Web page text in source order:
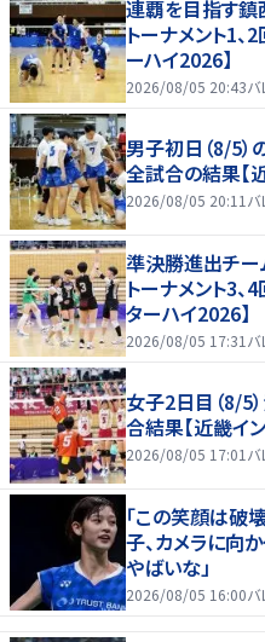
連覇を目指す
トーナメント1
ーハイ2026】
2026/08/05 20:43バ
男子初日（8/5
全試合の結果【
2026/08/05 20:11 バ
準決勝進出チー
トーナメント3
ターハイ2026】
2026/08/05 17:31 バ
女子2日目（8/5
合結果【近畿イ
2026/08/05 17:01 バ
「この笑顔は破
子、カメラに向
やばいな」
2026/08/05 16:00バ